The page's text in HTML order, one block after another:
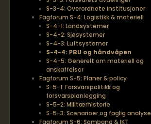
S-3-4: Overordnete institusjoner
Fagforum S-4: Logistikk & materiell
S-4-1: Landsystemer
S-4-2: Sjøsystemer
S-4-3: Luftsystemer
S-4-4: PBU og håndvåpen
S-4-5: Generelt om materiell og
anskaffelser
Fagforum S-5: Planer & policy
S-5-1: Forsvarspolitikk og
forsvarsplanlegging
S-5-2: Militærhistorie
S-5-3: Scenarioer og faglig analyse
Fagforum S-6: Samband & IKT